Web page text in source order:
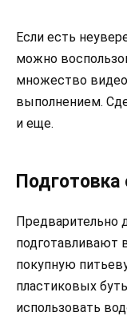
Если есть
можно
множество
выполнением.
и еще.
Подготовка
Предварительно
подготавливают
покупную
пластиковых
использовать